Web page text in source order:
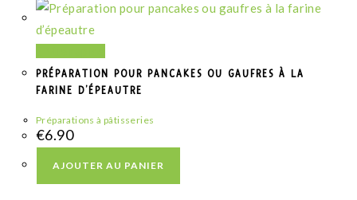
PRÉPARATION POUR PANCAKES OU GAUFRES À LA
FARINE D’ÉPEAUTRE
Préparations à pâtisseries
€6.90
AJOUTER AU PANIER